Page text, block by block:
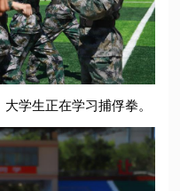
学生正在学习捕俘拳。